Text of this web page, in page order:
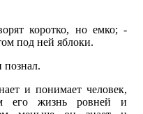
коротко, но емко; -
под ней яблоки.
познал.
и понимает человек,
его жизнь ровней и